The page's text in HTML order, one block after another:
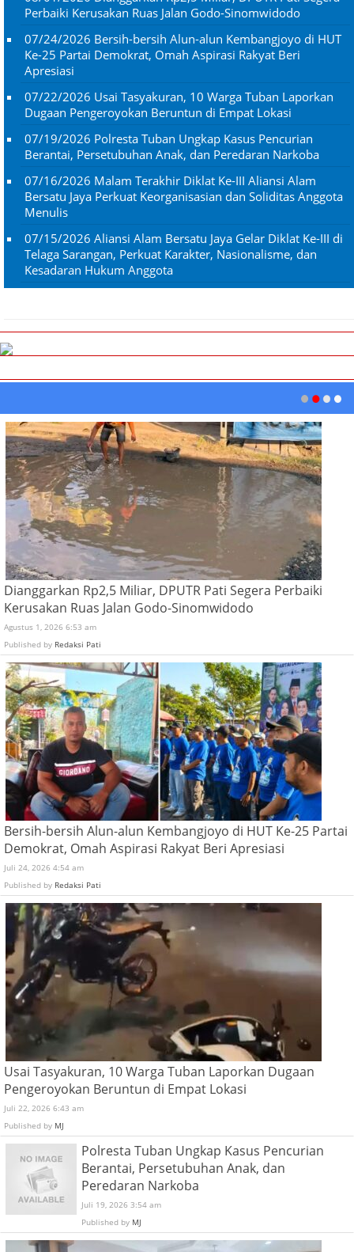
Perbaiki Kerusakan Ruas Jalan Godo-Sinomwidodo
07/24/2026 Bersih-bersih Alun-alun Kembangjoyo di HUT
Ke-25 Partai Demokrat, Omah Aspirasi Rakyat Beri
Apresiasi
07/22/2026 Usai Tasyakuran, 10 Warga Tuban Laporkan
Dugaan Pengeroyokan Beruntun di Empat Lokasi
07/19/2026 Polresta Tuban Ungkap Kasus Pencurian
Berantai, Persetubuhan Anak, dan Peredaran Narkoba
07/16/2026 Malam Terakhir Diklat Ke-III Aliansi Alam
Bersatu Jaya Perkuat Keorganisasian dan Soliditas Anggota
Menulis
07/15/2026 Aliansi Alam Bersatu Jaya Gelar Diklat Ke-III di
Telaga Sarangan, Perkuat Karakter, Nasionalisme, dan
Kesadaran Hukum Anggota
Dianggarkan Rp2,5 Miliar, DPUTR Pati Segera Perbaiki
Kerusakan Ruas Jalan Godo-Sinomwidodo
Agustus 1, 2026 6:53 am
Published by Redaksi Pati
Bersih-bersih Alun-alun Kembangjoyo di HUT Ke-25 Partai
Demokrat, Omah Aspirasi Rakyat Beri Apresiasi
Juli 24, 2026 4:54 am
Published by Redaksi Pati
Usai Tasyakuran, 10 Warga Tuban Laporkan Dugaan
Pengeroyokan Beruntun di Empat Lokasi
Juli 22, 2026 6:43 am
Published by MJ
Polresta Tuban Ungkap Kasus Pencurian
Berantai, Persetubuhan Anak, dan
Peredaran Narkoba
Juli 19, 2026 3:54 am
Published by MJ